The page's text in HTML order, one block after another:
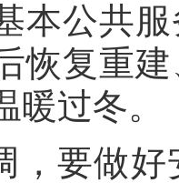
本公共
恢复重
暖过冬。
，要做